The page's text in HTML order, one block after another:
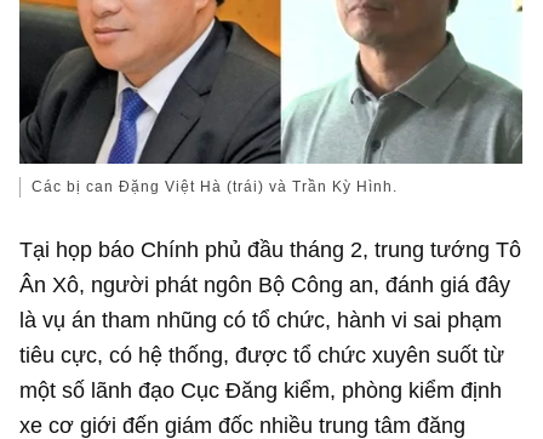
Các bị can Đặng Việt Hà (trái) và Trần Kỳ Hình.
Tại họp báo Chính phủ đầu tháng 2, trung tướng Tô
Ân Xô, người phát ngôn Bộ Công an, đánh giá đây
là vụ án tham nhũng có tổ chức, hành vi sai phạm
tiêu cực, có hệ thống, được tổ chức xuyên suốt từ
một số lãnh đạo Cục Đăng kiểm, phòng kiểm định
xe cơ giới đến giám đốc nhiều trung tâm đăng